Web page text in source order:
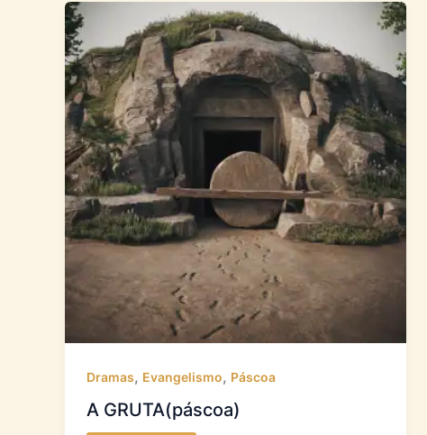
Dramas, Evangelismo, Páscoa
A GRUTA(páscoa)